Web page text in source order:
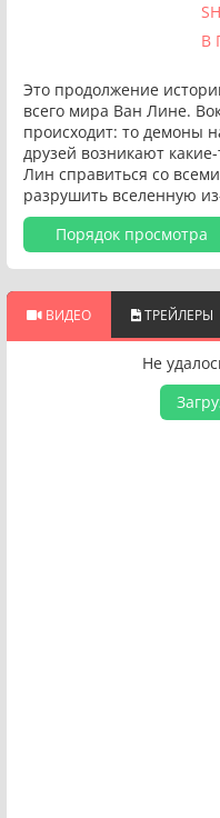
В
Это продолжение
всего мира Ван Лине.
происходит: то демоны
друзей возникают
Лин справиться со
разрушить вселенную
Порядок просмотра
ВИДЕО ТРЕЙЛЕРЫ
Не